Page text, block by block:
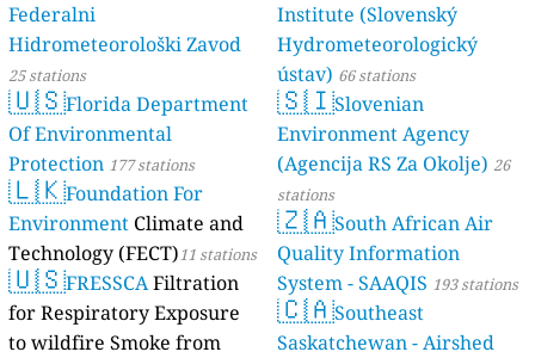
Federalni
Hidrometeorološki Zavod
25 stations
🇺🇸Florida Department
Of Environmental
Protection 177 stations
🇱🇰Foundation For
Environment Climate and
Technology (FECT)11 stations
🇺🇸FRESSCAFiltration
for Respiratory Exposure
to wildfire Smoke from
Institute (Slovenský
Hydrometeorologický
ústav) 66 stations
🇸🇮Slovenian
Environment Agency
(Agencija RS Za Okolje) 26
stations
🇿🇦South African Air
Quality Information
System - SAAQIS 193 stations
🇨🇦Southeast
Saskatchewan - Airshed